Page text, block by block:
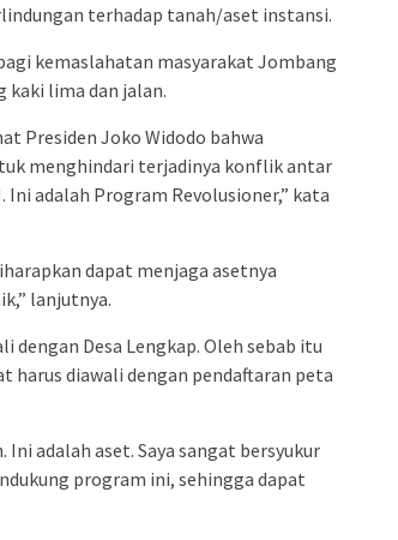
terhadap tanah/aset instansi.
kemaslahatan masyarakat Jombang
kaki lima dan jalan.
Presiden Joko Widodo bahwa
menghindari terjadinya konflik antar
adalah Program Revolusioner,” kata
dapat menjaga asetnya
lanjutnya.
dengan Desa Lengkap. Oleh sebab itu
diawali dengan pendaftaran peta
adalah aset. Saya sangat bersyukur
program ini, sehingga dapat